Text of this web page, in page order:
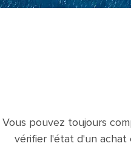
Vous pouvez toujours
vérifier l'état d'un achat